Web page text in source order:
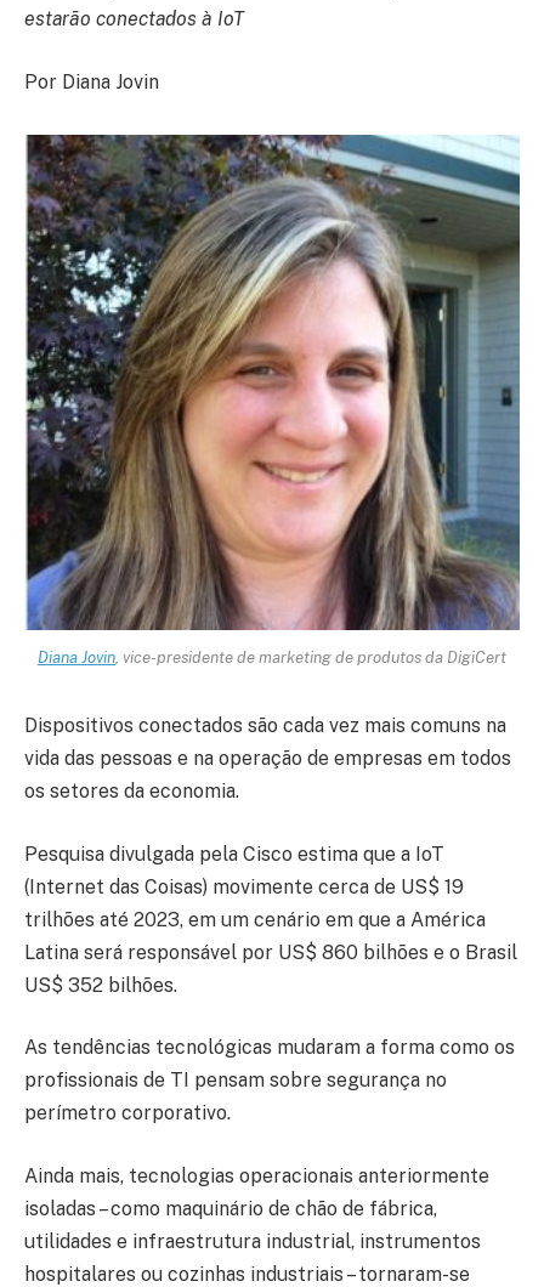
estarão conectados à IoT
Por Diana Jovin
Diana Jovin, vice-presidente de marketing de produtos da DigiCert
Dispositivos conectados são cada vez mais comuns na
vida das pessoas e na operação de empresas em todos
os setores da economia.
Pesquisa divulgada pela Cisco estima que a IoT
(Internet das Coisas) movimente cerca de US$ 19
trilhões até 2023, em um cenário em que a América
Latina será responsável por US$ 860 bilhões e o Brasil
US$ 352 bilhões.
As tendências tecnológicas mudaram a forma como os
profissionais de TI pensam sobre segurança no
perímetro corporativo.
Ainda mais, tecnologias operacionais anteriormente
isoladas – como maquinário de chão de fábrica,
utilidades e infraestrutura industrial, instrumentos
hospitalares ou cozinhas industriais – tornaram-se